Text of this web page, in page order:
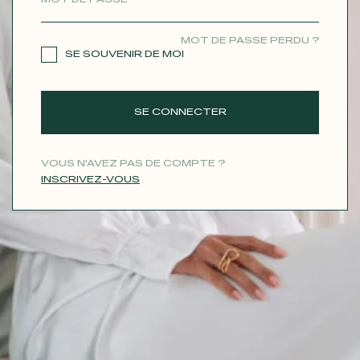
MOT DE PASSE PERDU ?
SE SOUVENIR DE MOI
SE CONNECTER
VOUS N'AVEZ PAS DE COMPTE ?
INSCRIVEZ-VOUS